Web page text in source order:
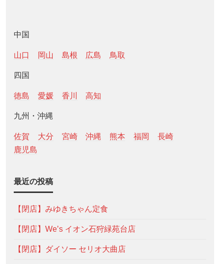
中国
山口 岡山 島根 広島 鳥取
四国
徳島 愛媛 香川 高知
九州・沖縄
佐賀 大分 宮崎 沖縄 熊本 福岡
長崎
鹿児島
最近の投稿
【閉店】みゆきちゃん定食
【閉店】We’s イオン石狩緑苑台店
【閉店】ダイソー セリオ大曲店